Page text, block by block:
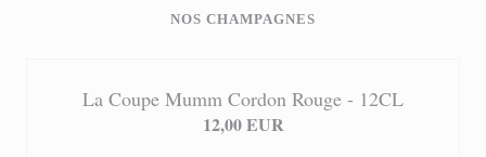
NOS CHAMPAGNES
La Coupe Mumm Cordon Rouge - 12CL
12,00 EUR